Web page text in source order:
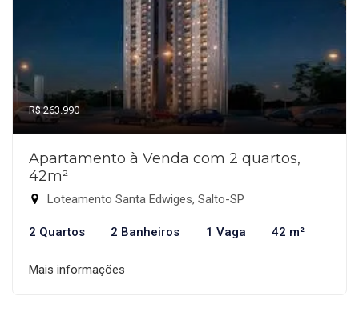
R$ 263.990
Apartamento à Venda com 2 quartos,
42m²
Loteamento Santa Edwiges, Salto-SP
2 Quartos 2 Banheiros 1 Vaga 42 m²
Mais informações